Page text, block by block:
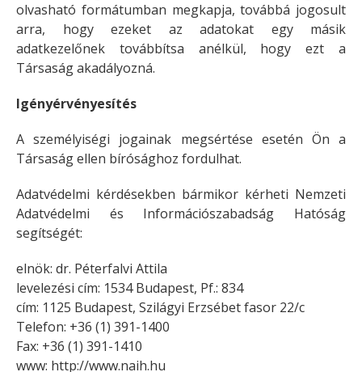
olvasható formátumban megkapja, továbbá jogosult
arra, hogy ezeket az adatokat egy másik
adatkezelőnek továbbítsa anélkül, hogy ezt a
Társaság akadályozná.
Igényérvényesítés
A személyiségi jogainak megsértése esetén Ön a
Társaság ellen bírósághoz fordulhat.
Adatvédelmi kérdésekben bármikor kérheti Nemzeti
Adatvédelmi és Információszabadság Hatóság
segítségét:
elnök: dr. Péterfalvi Attila
levelezési cím: 1534 Budapest, Pf.: 834
cím: 1125 Budapest, Szilágyi Erzsébet fasor 22/c
Telefon: +36 (1) 391-1400
Fax: +36 (1) 391-1410
www: http://www.naih.hu